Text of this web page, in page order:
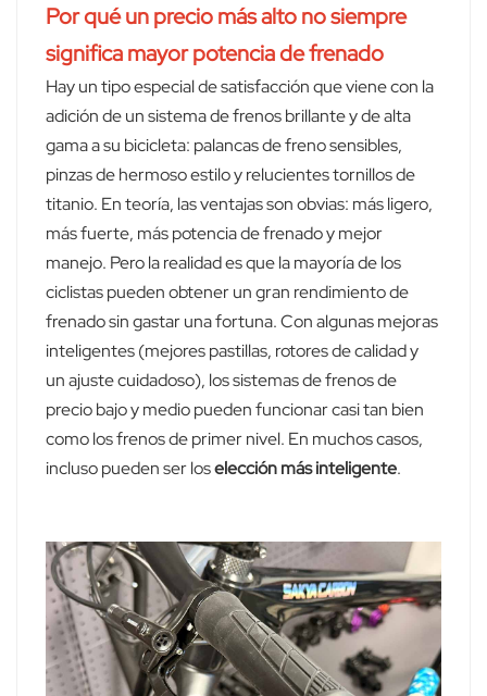
Italiano
Por qué un precio más alto no siempre
significa mayor potencia de frenado
Hay un tipo especial de satisfacción que viene con la
adición de un sistema de frenos brillante y de alta
gama a su bicicleta: palancas de freno sensibles,
pinzas de hermoso estilo y relucientes tornillos de
titanio. En teoría, las ventajas son obvias: más ligero,
más fuerte, más potencia de frenado y mejor
manejo. Pero la realidad es que la mayoría de los
ciclistas pueden obtener un gran rendimiento de
frenado sin gastar una fortuna. Con algunas mejoras
inteligentes (mejores pastillas, rotores de calidad y
un ajuste cuidadoso), los sistemas de frenos de
precio bajo y medio pueden funcionar casi tan bien
como los frenos de primer nivel. En muchos casos,
incluso pueden ser loselección más inteligente.